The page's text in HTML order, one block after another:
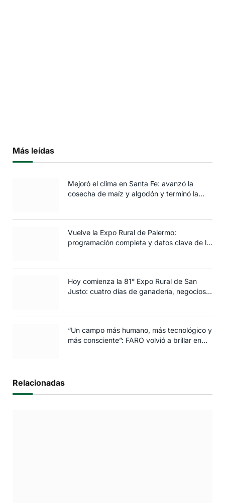
Más leídas
Mejoró el clima en Santa Fe: avanzó la
cosecha de maíz y algodón y terminó la
Vuelve la Expo Rural de Palermo:
programación completa y datos clave de la
Hoy comienza la 81° Expo Rural de San
Justo: cuatro días de ganadería, negocios y
“Un campo más humano, más tecnológico y
más consciente”: FARO volvió a brillar en
Relacionadas